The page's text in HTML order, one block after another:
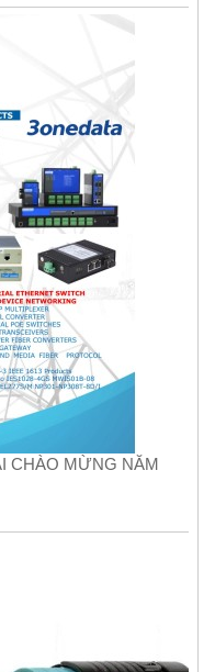
CHÀO MỪNG NĂM